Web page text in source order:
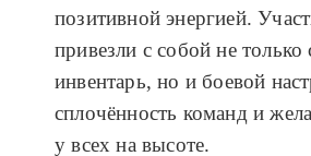
позитивной энергией.
привезли с собой не
инвентарь, но и боевой
сплочённость команд и
у всех на высоте.